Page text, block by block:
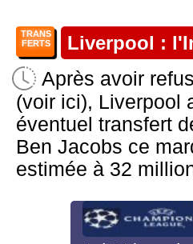
TRANS
FERTS
Liverpool :
Après avoir
(voir ici), Liverpool
éventuel transfert
Ben Jacobs ce
estimée à 32